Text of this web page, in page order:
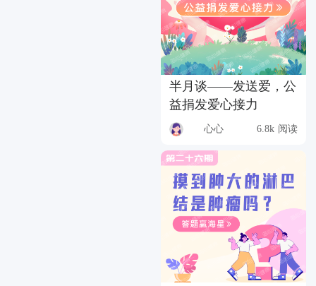
半月谈——发送爱，公
益捐发爱心接力
心心 6.8k 阅读